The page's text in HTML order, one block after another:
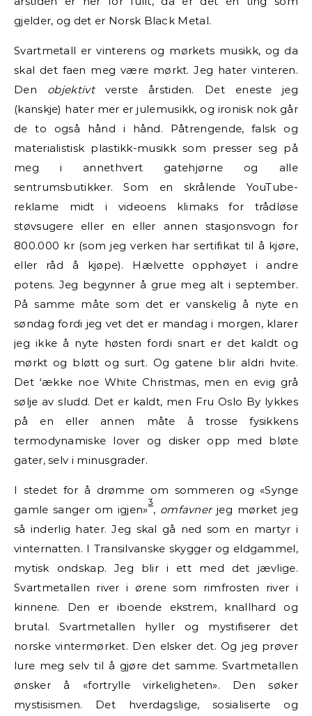
gjelder, og det er Norsk Black Metal.
Svartmetall er vinterens og mørkets musikk, og da
skal det faen meg være mørkt. Jeg hater vinteren.
Den objektivtverste årstiden. Det eneste jeg
(kanskje) hater mer er julemusikk, og ironisk nok går
de to også hånd i hånd. Påtrengende, falsk og
materialistisk plastikk-musikk som presser seg på
meg i annethvert gatehjørne og alle
sentrumsbutikker. Som en skrålende YouTube-
reklame midt i videoens klimaks for trådløse
støvsugere eller en eller annen stasjonsvogn for
800.000 kr (som jeg verken har sertifikat til å kjøre,
eller råd å kjøpe). Hælvette opphøyet i andre
potens. Jeg begynner å grue meg alt i september.
På samme måte som det er vanskelig å nyte en
søndag fordi jeg vet det er mandag i morgen, klarer
jeg ikke å nyte høsten fordi snart er det kaldt og
mørkt og bløtt og surt. Og gatene blir aldri hvite.
Det ‘ække noe White Christmas, men en evig grå
sølje av sludd. Det er kaldt, men Fru Oslo By lykkes
på en eller annen måte å trosse fysikkens
termodynamiske lover og disker opp med bløte
gater, selv i minusgrader.
I stedet for å drømme om sommeren og «Synge
gamle sanger om igjen»
3
, omfavnerjeg mørket jeg
så inderlig hater. Jeg skal gå ned som en martyr i
vinternatten. I Transilvanske skygger og eldgammel,
mytisk ondskap. Jeg blir i ett med det jævlige.
Svartmetallen river i ørene som rimfrosten river i
kinnene. Den er iboende ekstrem, knallhard og
brutal. Svartmetallen hyller og mystifiserer det
norske vintermørket. Den elsker det. Og jeg prøver
lure meg selv til å gjøre det samme. Svartmetallen
ønsker å «fortrylle virkeligheten». Den søker
mystisismen. Det hverdagslige, sosialiserte og